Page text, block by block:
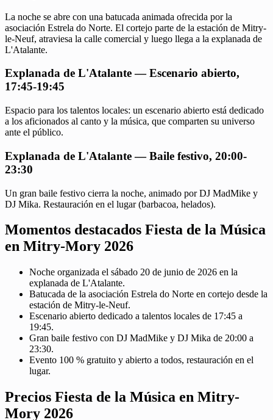
La noche se abre con una batucada animada ofrecida por la
asociación Estrela do Norte. El cortejo parte de la estación de Mitry-
le-Neuf, atraviesa la calle comercial y luego llega a la explanada de
L'Atalante.
Explanada de L'Atalante — Escenario abierto,
17:45-19:45
Espacio para los talentos locales: un escenario abierto está dedicado
a los aficionados al canto y la música, que comparten su universo
ante el público.
Explanada de L'Atalante — Baile festivo, 20:00-
23:30
Un gran baile festivo cierra la noche, animado por DJ MadMike y
DJ Mika. Restauración en el lugar (barbacoa, helados).
Momentos destacados Fiesta de la Música
en Mitry-Mory 2026
Noche organizada el sábado 20 de junio de 2026 en la
explanada de L'Atalante.
Batucada de la asociación Estrela do Norte en cortejo desde la
estación de Mitry-le-Neuf.
Escenario abierto dedicado a talentos locales de 17:45 a
19:45.
Gran baile festivo con DJ MadMike y DJ Mika de 20:00 a
23:30.
Evento 100 % gratuito y abierto a todos, restauración en el
lugar.
Precios Fiesta de la Música en Mitry-
Mory 2026